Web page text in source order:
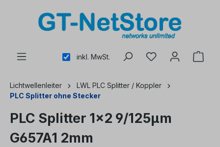
inkl. MwSt.
Lichtwellenleiter
LWL PLC Splitter / Koppler
PLC Splitter ohne Stecker
PLC Splitter 1x2 9/125µm
G657A1 2mm